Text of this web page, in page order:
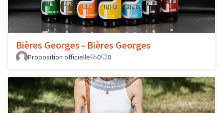
Bières Georges - Bières Georges
Proposition officielle 0 0